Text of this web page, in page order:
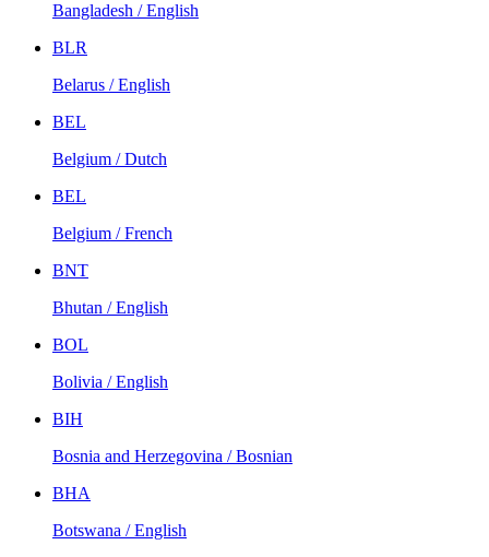
Bangladesh / English
BLR
Belarus / English
BEL
Belgium / Dutch
BEL
Belgium / French
BNT
Bhutan / English
BOL
Bolivia / English
BIH
Bosnia and Herzegovina / Bosnian
BHA
Botswana / English